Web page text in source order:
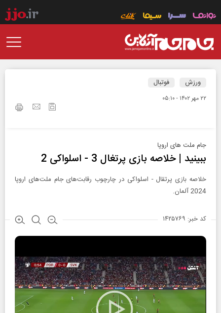
ورزش فوتبال
۲۲ مهر ۱۴۰۲ - ۰۵:۱۰
جام ملت های اروپا
ببینید | خلاصه بازی پرتغال 3 - اسلواکی 2
خلاصه بازی پرتقال - اسلواکی در چارچوب رقابت‌های جام ملت‌های اروپا
2024 آلمان.
کد خبر: ۱۴۲۵۷۶۹